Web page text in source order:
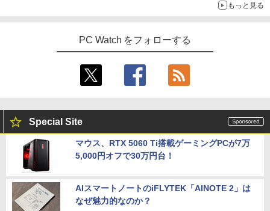
もっと見る
PC Watch をフォローする
Special Site
マウス、RTX 5060 Ti搭載ゲーミングPCが7万
5,000円オフで30万円台！
AIスマートノートのiFLYTEK「AINOTE 2」は
なぜ魅力的なのか？